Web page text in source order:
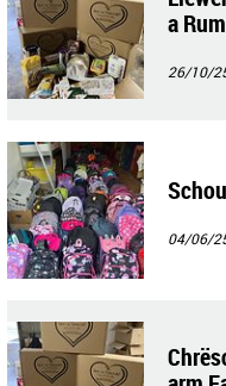
a
26/10/
04/06/